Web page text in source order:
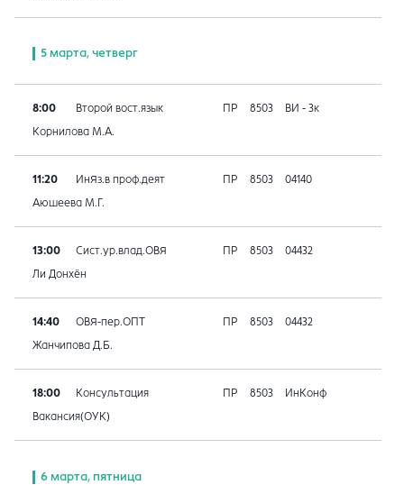
5 марта, четверг
8:00 Второй вост.язык ПР 8503 ВИ - 3к
Корнилова М.А.
11:20 ИнЯз.в проф.деят ПР 8503 04140
Аюшеева М.Г.
13:00 Сист.ур.влад.ОВЯ ПР 8503 04432
Ли Донхён
14:40 ОВЯ-пер.ОПТ ПР 8503 04432
Жанчипова Д.Б.
18:00 Консультация ПР 8503 ИнКонф
Вакансия(ОУК)
6 марта, пятница